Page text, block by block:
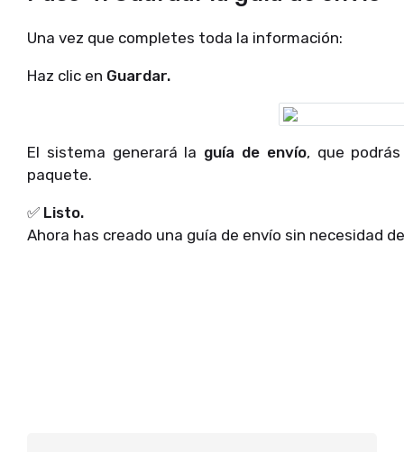
Una vez que completes toda la información:
Haz clic en Guardar.
El sistema generará la guía de envío, que
paquete.
✅ Listo.
Ahora has creado una guía de envío sin necesidad